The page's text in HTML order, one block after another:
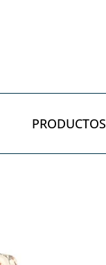
PRODUCTOS